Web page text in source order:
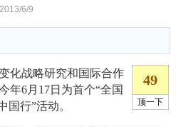
2013/6/9
战略研究和国际合作
年6月17日为首个“全国
国行”活动。